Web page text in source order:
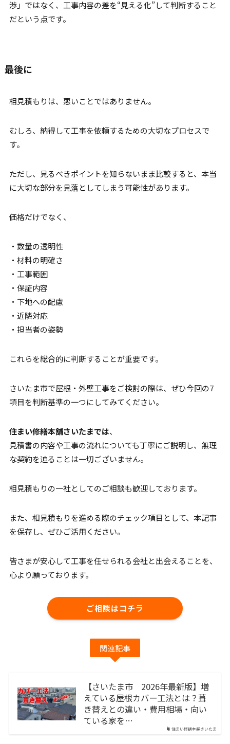
渉」ではなく、工事内容の差を“見える化”して判断すること
だという点です。
最後に
相見積もりは、悪いことではありません。
むしろ、納得して工事を依頼するための大切なプロセスで
す。
ただし、見るべきポイントを知らないまま比較すると、本当
に大切な部分を見落としてしまう可能性があります。
価格だけでなく、
・数量の透明性
・材料の明確さ
・工事範囲
・保証内容
・下地への配慮
・近隣対応
・担当者の姿勢
これらを総合的に判断することが重要です。
さいたま市で屋根・外壁工事をご検討の際は、ぜひ今回の7
項目を判断基準の一つにしてみてください。
住まい修繕本舗さいたまでは、
見積書の内容や工事の流れについても丁寧にご説明し、無理
な契約を迫ることは一切ございません。
相見積もりの一社としてのご相談も歓迎しております。
また、相見積もりを進める際のチェック項目として、本記事
を保存し、ぜひご活用ください。
皆さまが安心して工事を任せられる会社と出会えることを、
心より願っております。
ご相談はコチラ
関連記事
住まい修繕本舗さいたま
【さいたま市 2026年最新版】増
えている屋根カバー工法とは？葺
き替えとの違い・費用相場・向い
ている家を…